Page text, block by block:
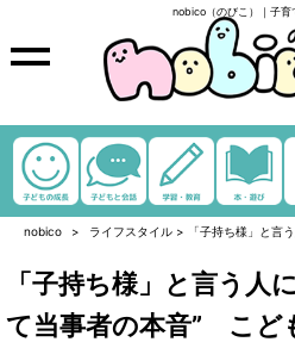
nobico（のびこ）｜子育
nobico ライフスタイル > 「子持ち様」と言
「子持ち様」と言う人
て当事者の本音” こど